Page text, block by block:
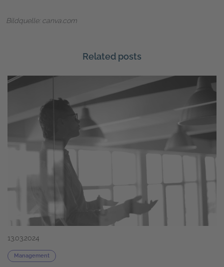
Bildquelle: canva.com
Related posts
13.03.2024
Management